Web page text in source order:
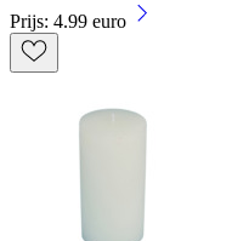
Prijs: 4.99 euro